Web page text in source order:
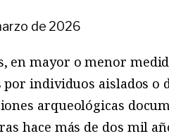
de 2026
en mayor o menor
individuos aislados o
arqueológicas
hace más de dos mil